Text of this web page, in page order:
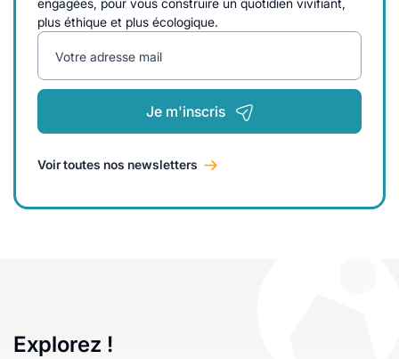
engagées, pour vous construire un quotidien vivifiant,
plus éthique et plus écologique.
Votre adresse mail
Je m'inscris
Voir toutes nos newsletters
Explorez !